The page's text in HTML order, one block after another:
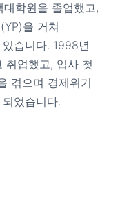
학원을 졸업했고,
을 거쳐
습니다. 1998년
취업했고, 입사 첫
겪으며 경제위기
었습니다.